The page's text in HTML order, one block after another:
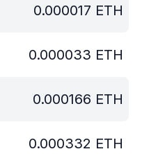
0.000017 ETH
0.000033 ETH
0.000166 ETH
0.000332 ETH